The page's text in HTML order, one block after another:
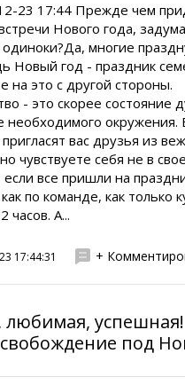
23 17:44 Прежде чем
Нового года,
многие
Новый год - праздник
на это с другой стороны.
- это скорее состояние
необходимого окружения.
вас друзья из
чувствуете себя не в
все пришли на
по команде, как только
часов. А...
17:44:31 +
любимая, успешная!
под